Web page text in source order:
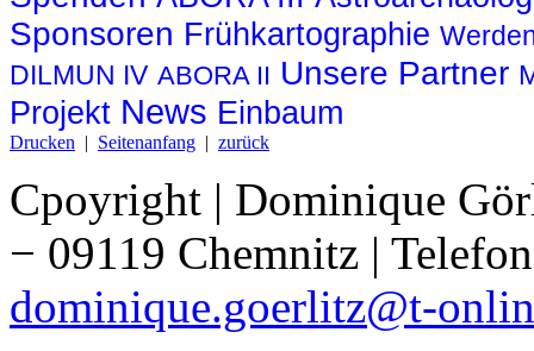
Sponsoren Frühkartographie
DILMUN IV ABORA II Unsere Partner
Projekt News Einbaum
Drucken | Seitenanfang | zurück
Cpoyright | Dominique
− 09119 Chemnitz |
dominique.goerlitz@t-